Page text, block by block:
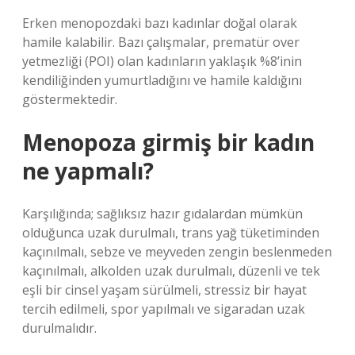
Erken menopozdaki bazı kadınlar doğal olarak
hamile kalabilir. Bazı çalışmalar, prematür over
yetmezliği (POI) olan kadınların yaklaşık %8’inin
kendiliğinden yumurtladığını ve hamile kaldığını
göstermektedir.
Menopoza girmiş bir kadın
ne yapmalı?
Karşılığında; sağlıksız hazır gıdalardan mümkün
olduğunca uzak durulmalı, trans yağ tüketiminden
kaçınılmalı, sebze ve meyveden zengin beslenmeden
kaçınılmalı, alkolden uzak durulmalı, düzenli ve tek
eşli bir cinsel yaşam sürülmeli, stressiz bir hayat
tercih edilmeli, spor yapılmalı ve sigaradan uzak
durulmalıdır.